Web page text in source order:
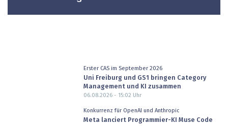
Erster CAS im September 2026
Uni Freiburg und GS1 bringen Category
Management und KI zusammen
06.08.2026 - 15:02 Uhr
Konkurrenz für OpenAI und Anthropic
Meta lanciert Programmier-KI Muse Code